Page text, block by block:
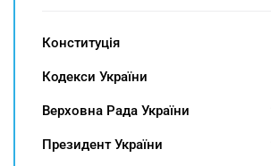
Конституція
Кодекси України
Верховна Рада України
Президент України